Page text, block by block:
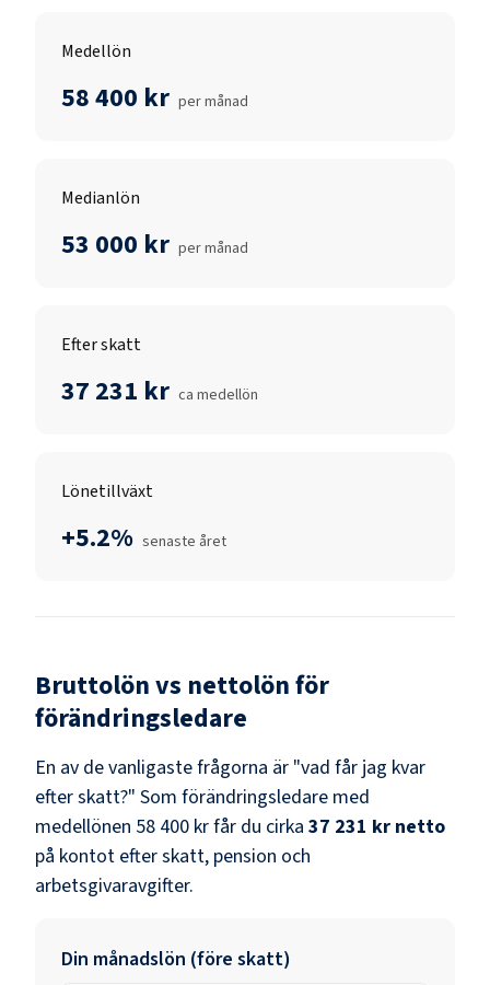
Medellön
58 400 kr per månad
Medianlön
53 000 kr per månad
Efter skatt
37 231 kr ca medellön
Lönetillväxt
+5.2% senaste året
Bruttolön vs nettolön för
förändringsledare
En av de vanligaste frågorna är "vad får jag kvar
efter skatt?" Som förändringsledare med
medellönen 58 400 krfår du cirka 37 231 kr netto
på kontot efter skatt, pension och
arbetsgivaravgifter.
Din månadslön (före skatt)